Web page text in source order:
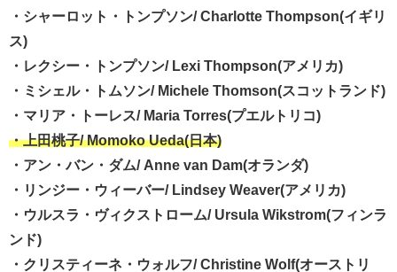
・シャーロット・トンプソン/ Charlotte Thompson(イギリ
ス)
・レクシー・トンプソン/ Lexi Thompson(アメリカ)
・ミシェル・トムソン/ Michele Thomson(スコットランド)
・マリア・トーレス/ Maria Torres(プエルトリコ)
・上田桃子/ Momoko Ueda(日本)
・アン・バン・ダム/ Anne van Dam(オランダ)
・リンジー・ウィーバー/ Lindsey Weaver(アメリカ)
・ウルスラ・ヴィクストローム/ Ursula Wikstrom(フィンラ
ンド)
・クリスティーネ・ウォルフ/ Christine Wolf(オーストリ